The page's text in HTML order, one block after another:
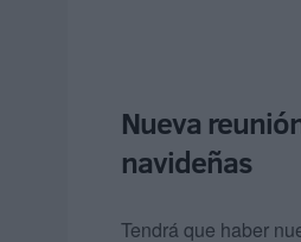
Nueva
navideñas
Tendrá que haber